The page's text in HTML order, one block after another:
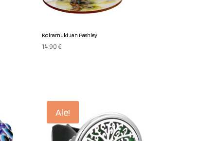
Koiramuki Jan Pashley
14,90€
Ale!